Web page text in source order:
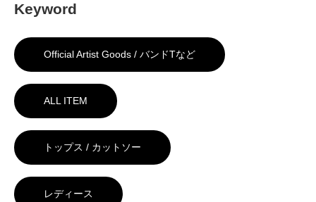
Keyword
Official Artist Goods / バンドTなど
ALL ITEM
トップス / カットソー
レディース